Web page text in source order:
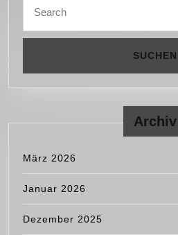
for:
Archiv
März 2026
Januar 2026
Dezember 2025